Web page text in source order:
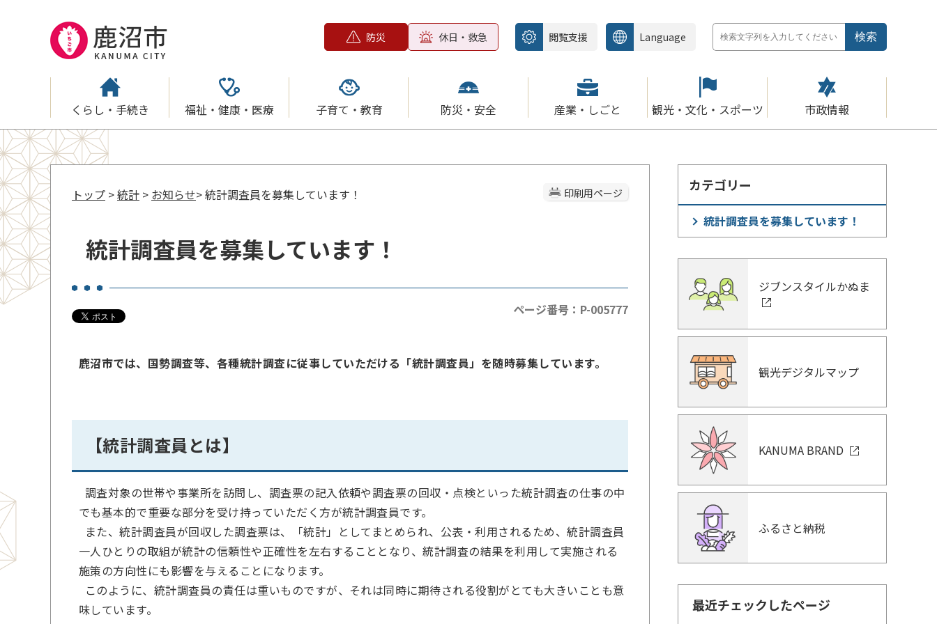
防災 休日・救急 閲覧支援 Language
くらし・手続き 福祉・健康・医療 子育て・教育 防災・安全 産業・しごと 観光・文化・スポーツ 市政情報
印刷用ページ
トップ >統計 > お知らせ> 統計調査員を募集しています！
統計調査員を募集しています！
ページ番号：P-005777
鹿沼市では、国勢調査等、各種統計調査に従事していただける「統計調査員」を随時募集しています。
【統計調査員とは】
調査対象の世帯や事業所を訪問し、調査票の記入依頼や調査票の回収・点検といった統計調査の仕事の中
でも基本的で重要な部分を受け持っていただく方が統計調査員です。
また、統計調査員が回収した調査票は、「統計」としてまとめられ、公表・利用されるため、統計調査員
一人ひとりの取組が統計の信頼性や正確性を左右することとなり、統計調査の結果を利用して実施される
施策の方向性にも影響を与えることになります。
このように、統計調査員の責任は重いものですが、それは同時に期待される役割がとても大きいことも意
味しています。
カテゴリー
統計調査員を募集しています！
ジブンスタイルかぬま
観光デジタルマップ
KANUMA BRAND
ふるさと納税
最近チェックしたページ